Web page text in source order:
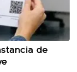
de